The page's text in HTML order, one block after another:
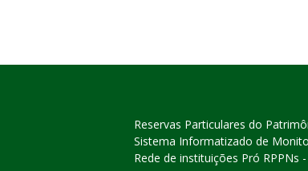
Reservas Particulares do
Sistema Informatizado de
Rede de instituições Pró RPPNs